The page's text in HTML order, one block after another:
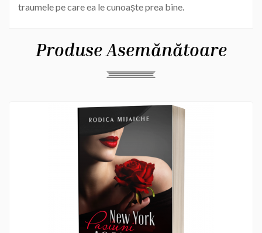
traumele pe care ea le cunoaște prea bine.
Produse Asemănătoare